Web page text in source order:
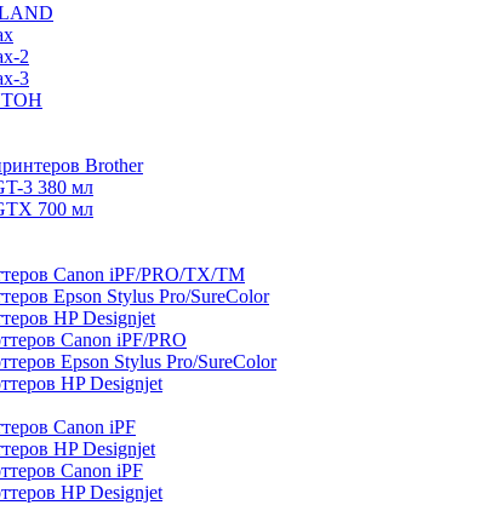
2
3
Brother
3 380 мл
700 мл
Canon iPF/PRO/TX/ТМ
Epson Stylus Pro/SureColor
HP Designjet
Canon iPF/PRO
Epson Stylus Pro/SureColor
HP Designjet
Canon iPF
HP Designjet
Canon iPF
HP Designjet